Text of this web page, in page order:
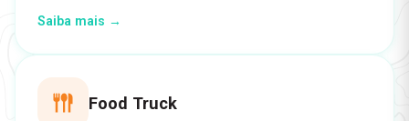
Saiba mais →
Food Truck